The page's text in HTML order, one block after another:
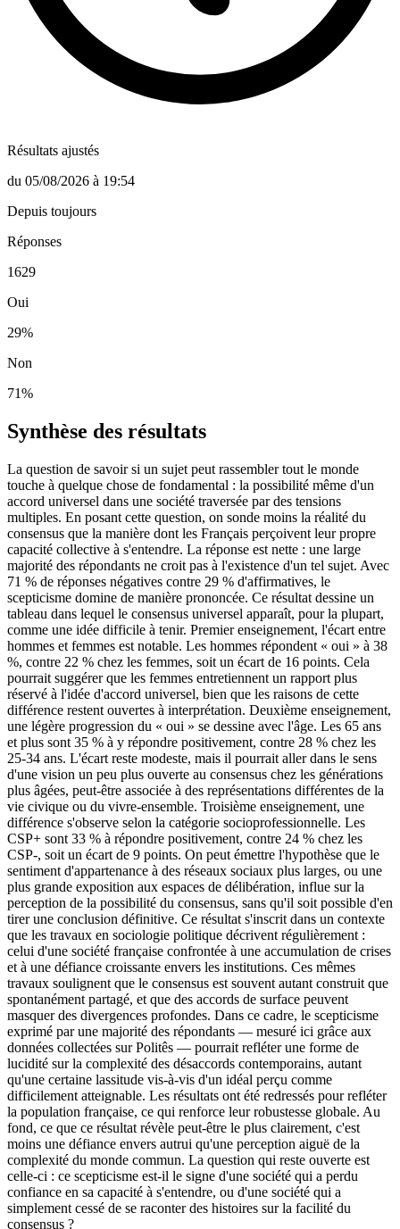
Résultats ajustés
du 05/08/2026 à 19:54
Depuis toujours
Réponses
1629
Oui
29%
Non
71%
Synthèse des résultats
La question de savoir si un sujet peut rassembler tout le monde
touche à quelque chose de fondamental : la possibilité même d'un
accord universel dans une société traversée par des tensions
multiples. En posant cette question, on sonde moins la réalité du
consensus que la manière dont les Français perçoivent leur propre
capacité collective à s'entendre. La réponse est nette : une large
majorité des répondants ne croit pas à l'existence d'un tel sujet. Avec
71 % de réponses négatives contre 29 % d'affirmatives, le
scepticisme domine de manière prononcée. Ce résultat dessine un
tableau dans lequel le consensus universel apparaît, pour la plupart,
comme une idée difficile à tenir. Premier enseignement, l'écart entre
hommes et femmes est notable. Les hommes répondent « oui » à 38
%, contre 22 % chez les femmes, soit un écart de 16 points. Cela
pourrait suggérer que les femmes entretiennent un rapport plus
réservé à l'idée d'accord universel, bien que les raisons de cette
différence restent ouvertes à interprétation. Deuxième enseignement,
une légère progression du « oui » se dessine avec l'âge. Les 65 ans
et plus sont 35 % à y répondre positivement, contre 28 % chez les
25-34 ans. L'écart reste modeste, mais il pourrait aller dans le sens
d'une vision un peu plus ouverte au consensus chez les générations
plus âgées, peut-être associée à des représentations différentes de la
vie civique ou du vivre-ensemble. Troisième enseignement, une
différence s'observe selon la catégorie socioprofessionnelle. Les
CSP+ sont 33 % à répondre positivement, contre 24 % chez les
CSP-, soit un écart de 9 points. On peut émettre l'hypothèse que le
sentiment d'appartenance à des réseaux sociaux plus larges, ou une
plus grande exposition aux espaces de délibération, influe sur la
perception de la possibilité du consensus, sans qu'il soit possible d'en
tirer une conclusion définitive. Ce résultat s'inscrit dans un contexte
que les travaux en sociologie politique décrivent régulièrement :
celui d'une société française confrontée à une accumulation de crises
et à une défiance croissante envers les institutions. Ces mêmes
travaux soulignent que le consensus est souvent autant construit que
spontanément partagé, et que des accords de surface peuvent
masquer des divergences profondes. Dans ce cadre, le scepticisme
exprimé par une majorité des répondants — mesuré ici grâce aux
données collectées sur Politês — pourrait refléter une forme de
lucidité sur la complexité des désaccords contemporains, autant
qu'une certaine lassitude vis-à-vis d'un idéal perçu comme
difficilement atteignable. Les résultats ont été redressés pour refléter
la population française, ce qui renforce leur robustesse globale. Au
fond, ce que ce résultat révèle peut-être le plus clairement, c'est
moins une défiance envers autrui qu'une perception aiguë de la
complexité du monde commun. La question qui reste ouverte est
celle-ci : ce scepticisme est-il le signe d'une société qui a perdu
confiance en sa capacité à s'entendre, ou d'une société qui a
simplement cessé de se raconter des histoires sur la facilité du
consensus ?